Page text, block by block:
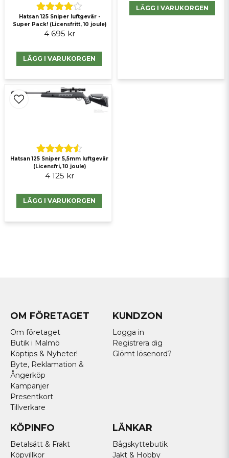
Skicka fråga
Hatsan 125 Sniper luftgevär -
Super Pack! (Licensfritt, 10 joule)
4 695 kr
LÄGG I VARUKORGEN
LÄGG I VARUKORGEN
Hatsan 125 Sniper 5,5mm luftgevär
(Licensfri, 10 joule)
4 125 kr
LÄGG I VARUKORGEN
OM FÖRETAGET
Om företaget
Butik i Malmö
Köptips & Nyheter!
Byte, Reklamation &
Ångerköp
Kampanjer
Presentkort
Tillverkare
KUNDZON
Logga in
Registrera dig
Glömt lösenord?
KÖPINFO
Betalsätt & Frakt
Köpvillkor
LÄNKAR
Bågskyttebutik
Jakt & Hobby